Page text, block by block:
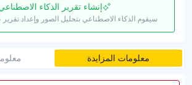
إنشاء تقرير الذكاء
سيقوم الذكاء الاصطناعي بتحليل الصور وإعداد
معلومات المزايدة